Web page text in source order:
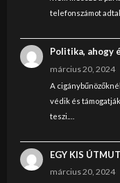
telefonszámot
Politika, ahogy
március 20, 2024
A
védik és
teszi.…
EGY KIS
március 20, 2024